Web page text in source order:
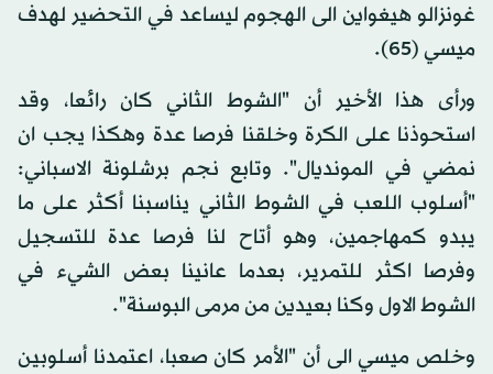
غونزالو هيغواين الى الهجوم ليساعد في التحضير لهدف
ميسي (65).
ورأى هذا الأخير أن "الشوط الثاني كان رائعا، وقد
استحوذنا على الكرة وخلقنا فرصا عدة وهكذا يجب ان
نمضي في المونديال". وتابع نجم برشلونة الاسباني:
"أسلوب اللعب في الشوط الثاني يناسبنا أكثر على ما
يبدو كمهاجمين، وهو أتاح لنا فرصا عدة للتسجيل
وفرصا اكثر للتمرير، بعدما عانينا بعض الشيء في
الشوط الاول وكنا بعيدين من مرمى البوسنة".
وخلص ميسي الى أن "الأمر كان صعبا، اعتمدنا أسلوبين